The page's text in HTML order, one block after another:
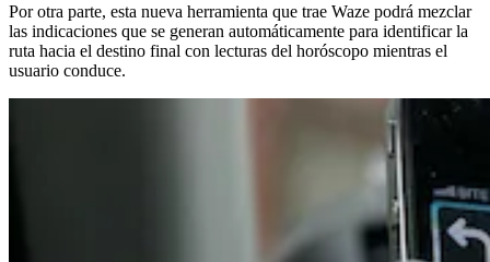
Por otra parte, esta nueva herramienta que trae Waze podrá mezclar
las indicaciones que se generan automáticamente para identificar la
ruta hacia el destino final con lecturas del horóscopo mientras el
usuario conduce.